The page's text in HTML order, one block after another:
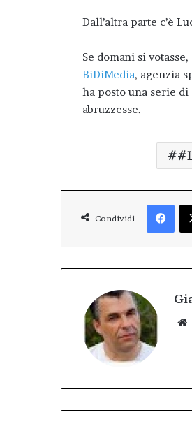
Dall’altra parte c’è
Se domani si
BiDiMedia, agenzia
ha posto una serie
abruzzesse.
Condividi